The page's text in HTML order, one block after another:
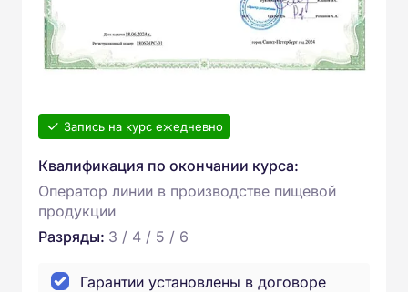
Запись на курс ежедневно
Квалификация по окончании курса:
Оператор линии в производстве пищевой
продукции
Разряды: 3 / 4 / 5 / 6
Гарантии установлены в договоре